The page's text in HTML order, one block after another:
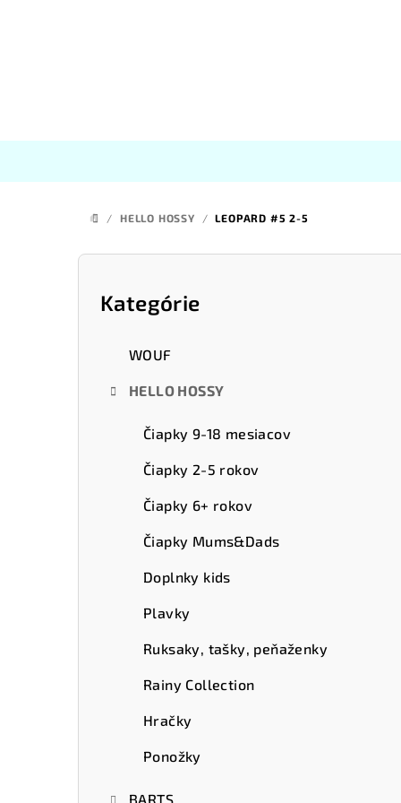
DOMOV
/ HELLO HOSSY / LEOPARD #5 2-5
B
Preskočiť
kategórie
Kategórie
WOUF
HELLO HOSSY
Čiapky 9-18 mesiacov
Čiapky 2-5 rokov
Čiapky 6+ rokov
Čiapky Mums&Dads
Doplnky kids
Plavky
Ruksaky, tašky, peňaženky
Rainy Collection
Hračky
Ponožky
BARTS